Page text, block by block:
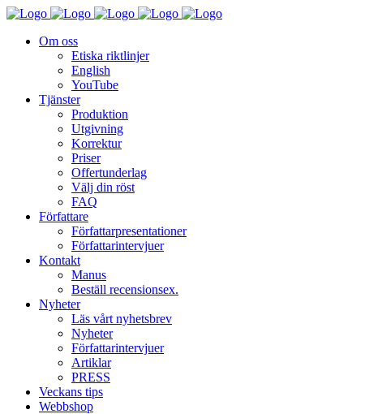
Om oss
Etiska riktlinjer
English
YouTube
Tjänster
Produktion
Utgivning
Korrektur
Priser
Offertunderlag
Välj din röst
FAQ
Författare
Författarpresentationer
Författarintervjuer
Kontakt
Manus
Beställ recensionsex.
Nyheter
Läs vårt nyhetsbrev
Nyheter
Författarintervjuer
Artiklar
PRESS
Veckans tips
Webbshop